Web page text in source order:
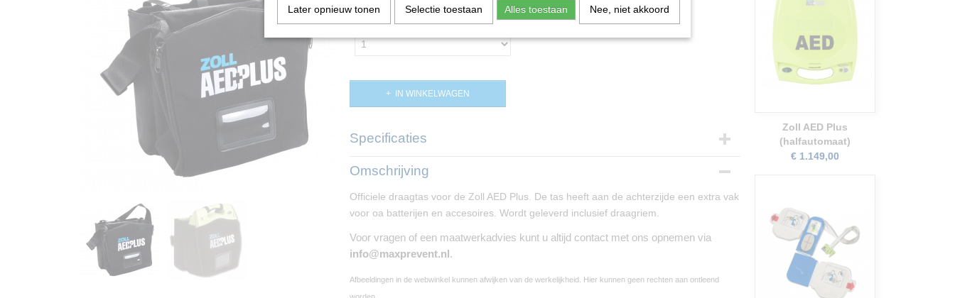
IN WINKELWAGEN
Specificaties
Productcode
Omschrijving
Officiele draagtas voor de Zoll AED Plus. De tas heeft aan de achterzijde een extra vak
voor oa batterijen en accesoires. Wordt geleverd inclusief draagriem.
Voor vragen of een maatwerkadvies kunt u altijd contact met ons opnemen via
info@maxprevent.nl .
Afbeeldingen in de webwinkel kunnen afwijken van de werkelijkheid. Hier kunnen geen rechten aan ontleend
Zoll AED Plus
(halfautomaat)
€ 1.149,00
Later opnieuw tonen Selectie toestaan Alles toestaan Nee, niet akkoord